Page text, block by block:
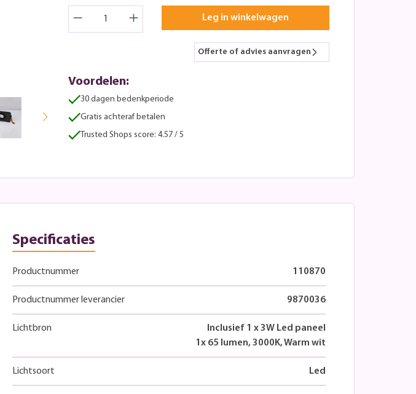
Leg in winkelwagen
Offerte of advies aanvragen
Voordelen:
30 dagen bedenkperiode
Gratis achteraf betalen
Trusted Shops score: 4.57 / 5
Specificaties
Productnummer 110870
Productnummer leverancier 9870036
Lichtbron
Inclusief 1 x 3W Led paneel
1x 65 lumen, 3000K, Warm wit
Lichtsoort Led